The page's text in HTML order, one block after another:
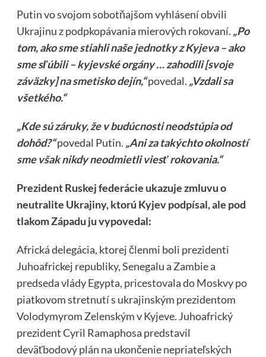
Putin vo svojom sobotňajšom vyhlásení obvili
Ukrajinu z podpkopávania mierových rokovaní. „Po
tom, ako sme stiahli naše jednotky z Kyjeva – ako
sme sľúbili – kyjevské orgány … zahodili [svoje
záväzky] na smetisko dejín,“povedal. „Vzdali sa
všetkého.“
„Kde sú záruky, že v budúcnosti neodstúpia od
dohôd?“povedal Putin. „Ani za takýchto okolností
sme však nikdy neodmietli viesť rokovania.“
Prezident Ruskej federácie ukazuje zmluvu o
neutralite Ukrajiny, ktorú Kyjev podpísal, ale pod
tlakom Západu ju vypovedal:
Africká delegácia, ktorej členmi boli prezidenti
Juhoafrickej republiky, Senegalu a Zambie a
predseda vlády Egypta, pricestovala do Moskvy po
piatkovom stretnutí s ukrajinským prezidentom
Volodymyrom Zelenským v Kyjeve. Juhoafrický
prezident Cyril Ramaphosa predstavil
deväťbodový plán na ukončenie nepriateľských